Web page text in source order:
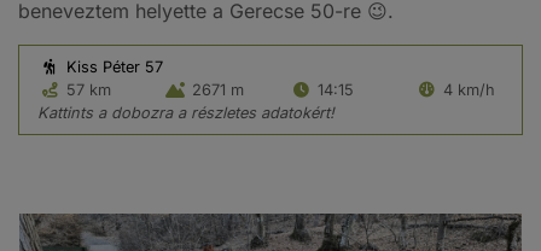
beneveztem helyette a Gerecse 50-re 😉.
Kiss Péter 57
57 km
2671 m 14:15
4 km/h
Kattints a dobozra a részletes adatokért!